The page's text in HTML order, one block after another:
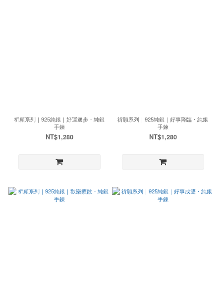
祈願系列｜925純銀｜好運邁步・純銀
手鍊
NT$1,280
祈願系列｜925純銀｜好事降臨・純銀
手鍊
NT$1,280